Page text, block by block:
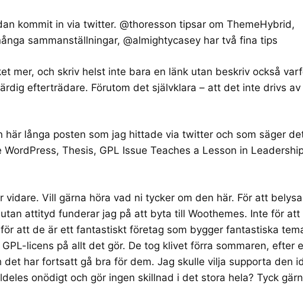
kommit in via twitter. @thoresson tipsar om ThemeHybrid,
sammanställningar, @almightycasey har två fina tips
mer, och skriv helst inte bara en länk utan beskriv också
efterträdare. Förutom det självklara – att det inte drivs av
här långa posten som jag hittade via twitter och som säger
WordPress, Thesis, GPL Issue Teaches a Lesson in
vidare. Vill gärna höra vad ni tycker om den här. För att
attityd funderar jag på att byta till Woothemes. Inte för att
att de är ett fantastiskt företag som bygger fantastiska
licens på allt det gör. De tog klivet förra sommaren, efter
det har fortsatt gå bra för dem. Jag skulle vilja supporta den
onödigt och gör ingen skillnad i det stora hela? Tyck